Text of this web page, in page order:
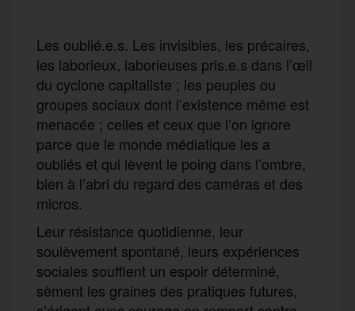
Les oublié.e.s. Les invisibles, les précaires,
les laborieux, laborieuses pris.e.s dans l’œil
du cyclone capitaliste ; les peuples ou
groupes sociaux dont l’existence même est
menacée ; celles et ceux que l’on ignore
parce que le monde médiatique les a
oubliés et qui lèvent le poing dans l’ombre,
bien à l’abri du regard des caméras et des
micros.
Leur résistance quotidienne, leur
soulèvement spontané, leurs expériences
sociales soufflent un espoir déterminé,
sèment les graines des pratiques futures,